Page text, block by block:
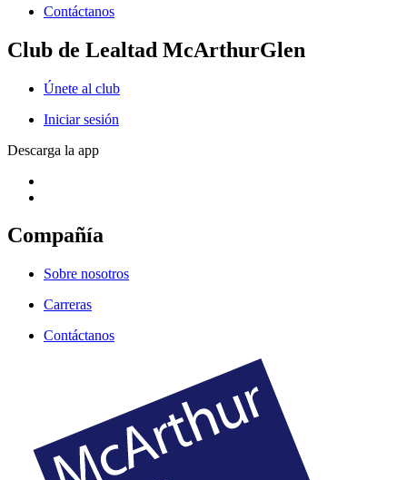
Contáctanos
Club de Lealtad McArthurGlen
Únete al club
Iniciar sesión
Descarga la app
Compañía
Sobre nosotros
Carreras
Contáctanos